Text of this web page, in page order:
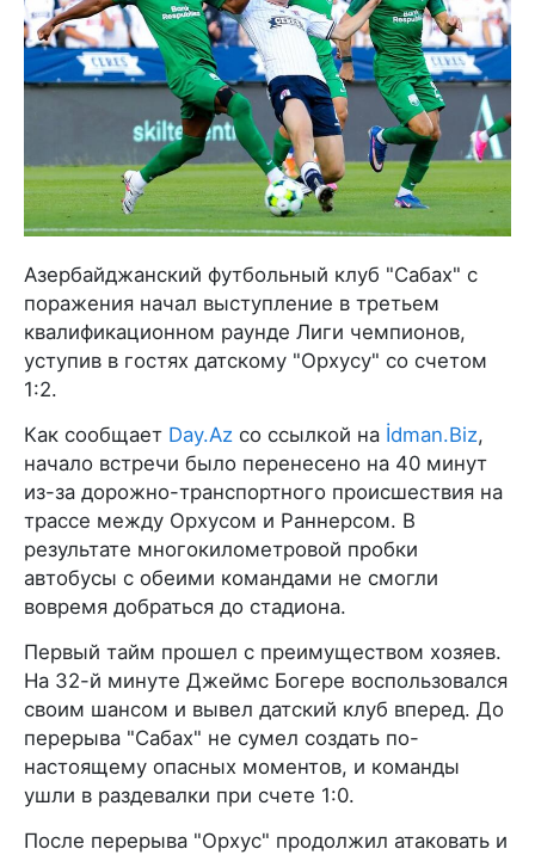
Азербайджанский футбольный клуб "Сабах" с
поражения начал выступление в третьем
квалификационном раунде Лиги чемпионов,
уступив в гостях датскому "Орхусу" со счетом
1:2.
Как сообщает Day.Az со ссылкой на İdman.Biz,
начало встречи было перенесено на 40 минут
из-за дорожно-транспортного происшествия на
трассе между Орхусом и Раннерсом. В
результате многокилометровой пробки
автобусы с обеими командами не смогли
вовремя добраться до стадиона.
Первый тайм прошел с преимуществом хозяев.
На 32-й минуте Джеймс Богере воспользовался
своим шансом и вывел датский клуб вперед. До
перерыва "Сабах" не сумел создать по-
настоящему опасных моментов, и команды
ушли в раздевалки при счете 1:0.
После перерыва "Орхус" продолжил атаковать и